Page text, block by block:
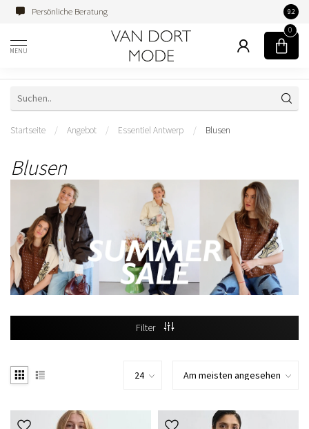
Persönliche Beratung 9.2
MENU
0
Startseite / Angebot / Essentiel Antwerp / Blusen
Blusen
Filter